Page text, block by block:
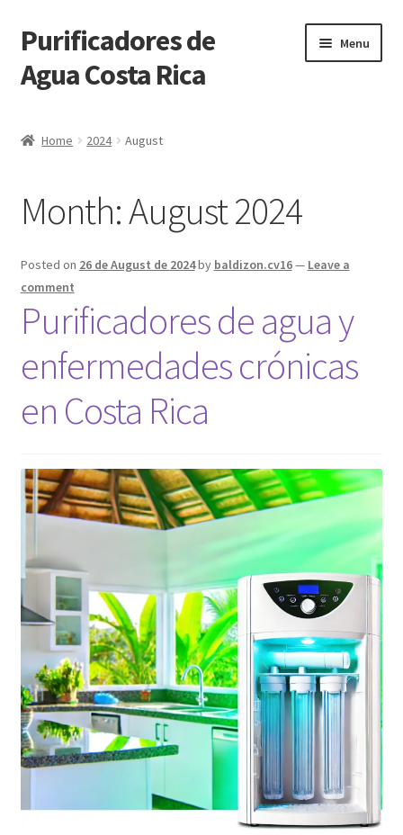
Skip
to
navigation
Skip
to
content
Purificadores de
Agua Costa Rica
Menu
Tienda
Carrito de Compras
Pasar por Caja
Mi Cuenta
Blog
Home 2024 August
Month:August 2024
Posted on 26 de August de 2024by baldizon.cv16— Leave a
comment
Purificadores de agua y
enfermedades crónicas
en Costa Rica